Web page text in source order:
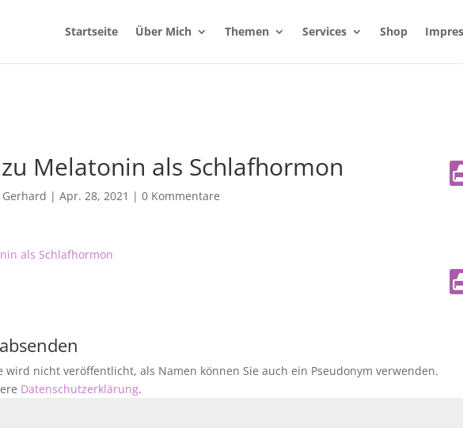
Startseite Über Mich Themen Services Shop
Melatonin als Schlafhormon
| Apr. 28, 2021 | 0 Kommentare
als Schlafhormon
wird nicht veröffentlicht, als Namen können Sie auch ein Pseudonym verwenden.
Datenschutzerklärung.